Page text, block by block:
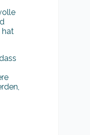
hat